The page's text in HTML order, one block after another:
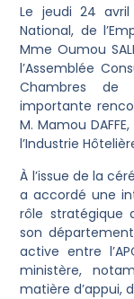
Le jeudi 24 avril
National, de
Mme Oumou
l’Assemblée
Chambres de
importante
M. Mamou
l’Industrie
À l’issue de la
a accordé une
rôle stratégique
son
active entre
ministère,
matière d’appui,